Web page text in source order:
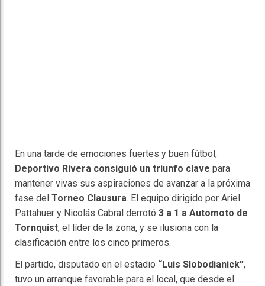
En una tarde de emociones fuertes y buen fútbol,
Deportivo Rivera consiguió un triunfo clave para
mantener vivas sus aspiraciones de avanzar a la próxima
fase del Torneo Clausura. El equipo dirigido por Ariel
Pattahuer y Nicolás Cabral derrotó 3 a 1 a Automoto de
Tornquist, el líder de la zona, y se ilusiona con la
clasificación entre los cinco primeros.
El partido, disputado en el estadio “Luis Slobodianick”,
tuvo un arranque favorable para el local, que desde el